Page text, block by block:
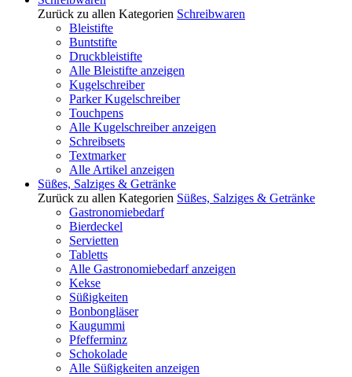
Zurück zu allen Kategorien Schreibwaren
Bleistifte
Buntstifte
Druckbleistifte
Alle Bleistifte anzeigen
Kugelschreiber
Parker Kugelschreiber
Touchpens
Alle Kugelschreiber anzeigen
Schreibsets
Textmarker
Alle Artikel anzeigen
Süßes, Salziges & Getränke
Zurück zu allen Kategorien Süßes, Salziges & Getränke
Gastronomiebedarf
Bierdeckel
Servietten
Tabletts
Alle Gastronomiebedarf anzeigen
Kekse
Süßigkeiten
Bonbongläser
Kaugummi
Pfefferminz
Schokolade
Alle Süßigkeiten anzeigen